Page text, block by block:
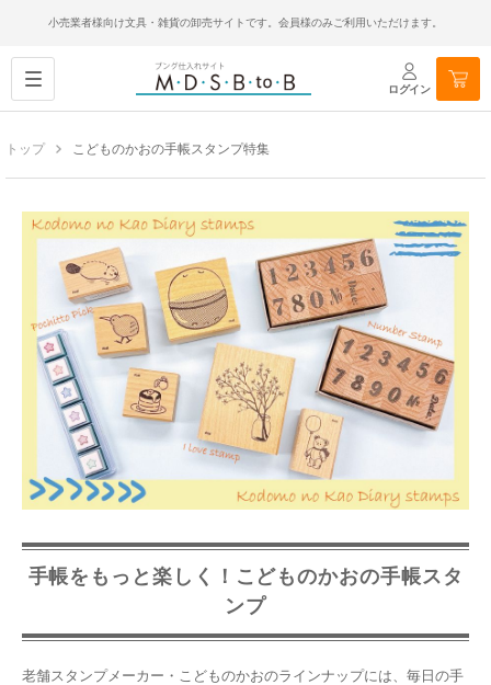
小売業者様向け文具・雑貨の卸売サイトです。会員様のみご利用いただけます。
ログイン
トップ こどものかおの手帳スタンプ特集
手帳をもっと楽しく！こどものかおの手帳スタ
ンプ
老舗スタンプメーカー・こどものかおのラインナップには、毎日の手